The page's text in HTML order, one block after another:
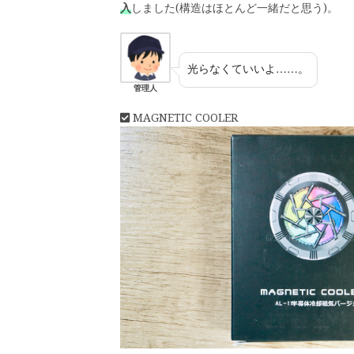
入しました(構造はほとんど一緒だと思う)。
管理人
光らなくていいよ……。
MAGNETIC COOLER